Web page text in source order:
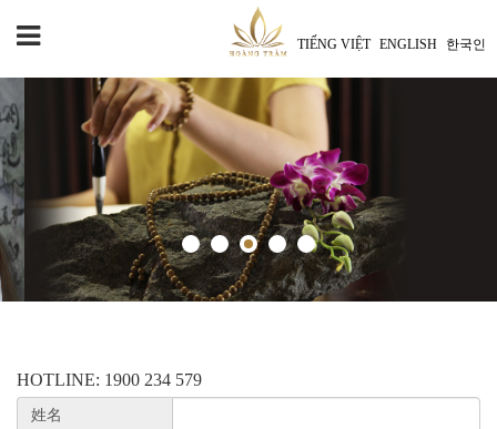
TIẾNG VIỆT ENGLISH 한국인
HOTLINE: 1900 234 579
姓名